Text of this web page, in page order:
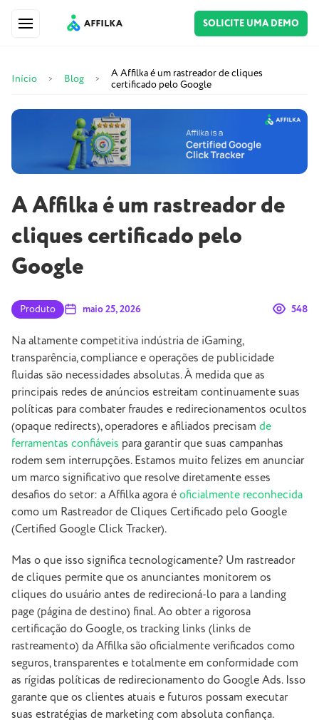
SOLICITE UMA DEMO
Início > Blog >
A Affilka é um rastreador de cliques
certificado pelo Google
A Affilka é um rastreador de
cliques certificado pelo
Google
Produto maio 25, 2026 548
Na altamente competitiva indústria de iGaming,
transparência,compliancee operações de publicidade
fluidas são necessidades absolutas. À medida que as
principais redes de anúncios estreitam continuamente suas
políticas para combater fraudes e redirecionamentos ocultos
(opaque redirects), operadores e afiliados precisam de
ferramentas confiáveis para garantir que suas campanhas
rodem sem interrupções. Estamos muito felizes em anunciar
um marco significativo que resolve diretamente esses
desafios do setor: a Affilka agora éoficialmente reconhecida
como um Rastreador de Cliques Certificado pelo Google
(Certified Google Click Tracker).
Mas o que isso significa tecnologicamente? Um rastreador
de cliques permite que os anunciantes monitorem os
cliques do usuário antes de redirecioná-lo para a landing
page (página de destino) final. Ao obter a rigorosa
certificação do Google, os tracking links (links de
rastreamento) da Affilka são oficialmente verificados como
seguros, transparentes e totalmente em conformidade com
as rígidas políticas de redirecionamento do Google Ads. Isso
garante que os clientes atuais e futuros possam executar
suas estratégias de marketing com absoluta confiança.